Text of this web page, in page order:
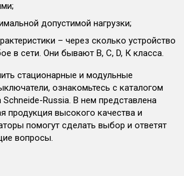
допустимой нагрузки;
– через сколько устройство
в сети. Они бывают В, С, D, К класса.
стационарные и модульные
ознакомьтесь с каталогом
Schneide-Russia. В нем представлена
продукция высокого качества и
помогут сделать выбор и ответят
вопросы.